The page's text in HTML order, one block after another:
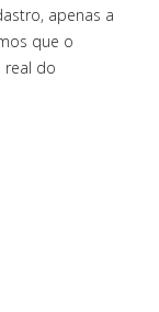
apenas a
que o
real do